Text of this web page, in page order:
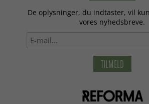
De oplysninger, du indtaster, vil
vores nyhedsbreve.
TILMELD